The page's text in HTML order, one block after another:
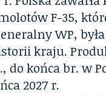
F-35,
WP,
kraju.
do końca br. w
2027 r.